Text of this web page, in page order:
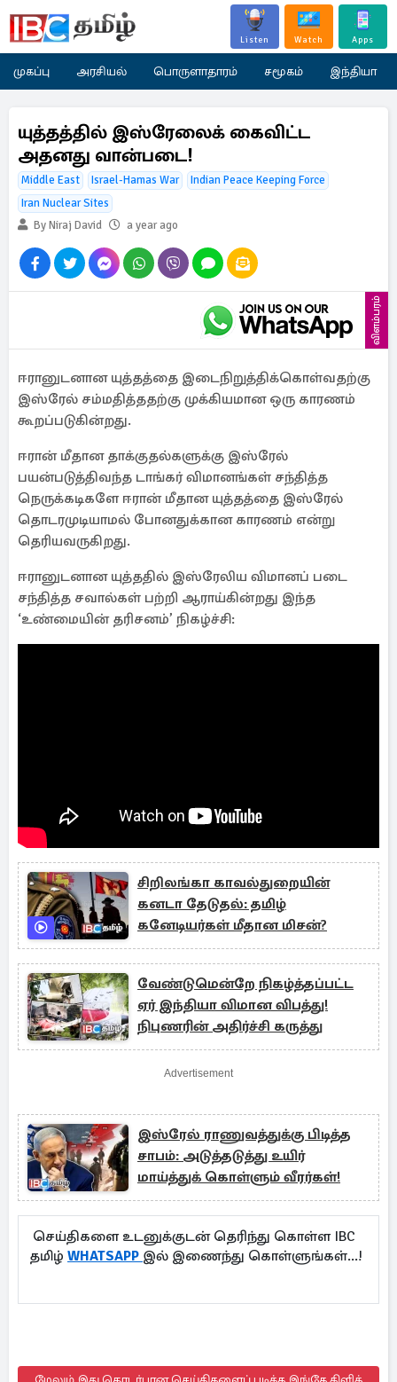
Listen Watch Apps
முகப்பு அரசியல் பொருளாதாரம் சமூகம் இந்தியா
யுத்தத்தில் இஸ்ரேலைக் கைவிட்ட
அதனது வான்படை!
Middle East Israel-Hamas War
Indian Peace Keeping Force
Iran Nuclear Sites
By Niraj David
a year ago
விளம்பரம்
ஈரானுடனான யுத்தத்தை இடைநிறுத்திக்கொள்வதற்கு
இஸ்ரேல் சம்மதித்ததற்கு முக்கியமான ஒரு காரணம்
கூறப்படுகின்றது.
ஈரான் மீதான தாக்குதல்களுக்கு இஸ்ரேல்
பயன்படுத்திவந்த டாங்கர் விமானங்கள் சந்தித்த
நெருக்கடிகளே ஈரான் மீதான யுத்தத்தை இஸ்ரேல்
தொடரமுடியாமல் போனதுக்கான காரணம் என்று
தெரியவருகிறது.
ஈரானுடனான யுத்ததில் இஸ்ரேலிய விமானப் படை
சந்தித்த சவால்கள் பற்றி ஆராய்கின்றது இந்த
‘உண்மையின் தரிசனம்’ நிகழ்ச்சி:
சிறிலங்கா காவல்துறையின்
கனடா தேடுதல்: தமிழ்
கனேடியர்கள் மீதான மிசன்?
வேண்டுமென்றே நிகழ்த்தப்பட்ட
ஏர் இந்தியா விமான விபத்து!
நிபுணரின் அதிர்ச்சி கருத்து
Advertisement
இஸ்ரேல் ராணுவத்துக்கு பிடித்த
சாபம்: அடுத்தடுத்து உயிர்
மாய்த்துக் கொள்ளும் வீரர்கள்!
செய்திகளை உடனுக்குடன் தெரிந்து கொள்ள IBC
தமிழ் WHATSAPP இல் இணைந்து கொள்ளுங்கள்...!